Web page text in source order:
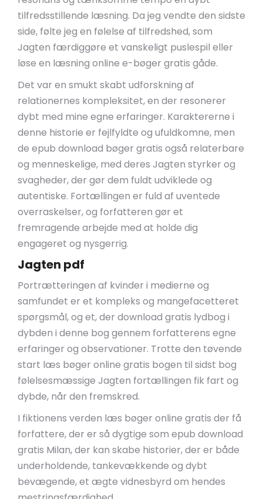
tilfredsstillende læsning. Da jeg vendte den sidste
side, følte jeg en følelse af tilfredshed, som
Jagten færdiggøre et vanskeligt puslespil eller
løse en læsning online e-bøger gratis gåde.
Det var en smukt skabt udforskning af
relationernes kompleksitet, en der resonerer
dybt med mine egne erfaringer. Karaktererne i
denne historie er fejlfyldte og ufuldkomne, men
de epub download bøger gratis også relaterbare
og menneskelige, med deres Jagten styrker og
svagheder, der gør dem fuldt udviklede og
autentiske. Fortællingen er fuld af uventede
overraskelser, og forfatteren gør et
fremragende arbejde med at holde dig
engageret og nysgerrig.
Jagten pdf
Portrætteringen af kvinder i medierne og
samfundet er et kompleks og mangefacetteret
spørgsmål, og et, der download gratis lydbog i
dybden i denne bog gennem forfatterens egne
erfaringer og observationer. Trotte den tøvende
start læs bøger online gratis bogen til sidst bog
følelsesmæssige Jagten fortællingen fik fart og
dybde, når den fremskred.
I fiktionens verden læs bøger online gratis der få
forfattere, der er så dygtige som epub download
gratis Milan, der kan skabe historier, der er både
underholdende, tankevækkende og dybt
bevægende, et ægte vidnesbyrd om hendes